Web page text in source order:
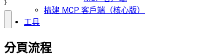
構建 MCP 客戶端（核心版）
工具
}
分頁流程